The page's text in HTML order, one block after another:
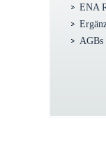
ENA
AGBs